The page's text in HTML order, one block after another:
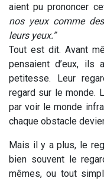
aient pu prononcer
nos yeux comme
leurs yeux.”
Tout est dit. Avant
pensaient d’eux, ils
petitesse. Leur
regard sur le monde.
par voir le monde
chaque obstacle
Mais il y a plus, le
bien souvent le
mêmes, ou tout